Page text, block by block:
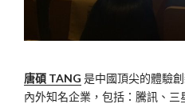
唐碩 TANG 是中國頂尖的體驗
內外知名企業，包括：騰訊、三